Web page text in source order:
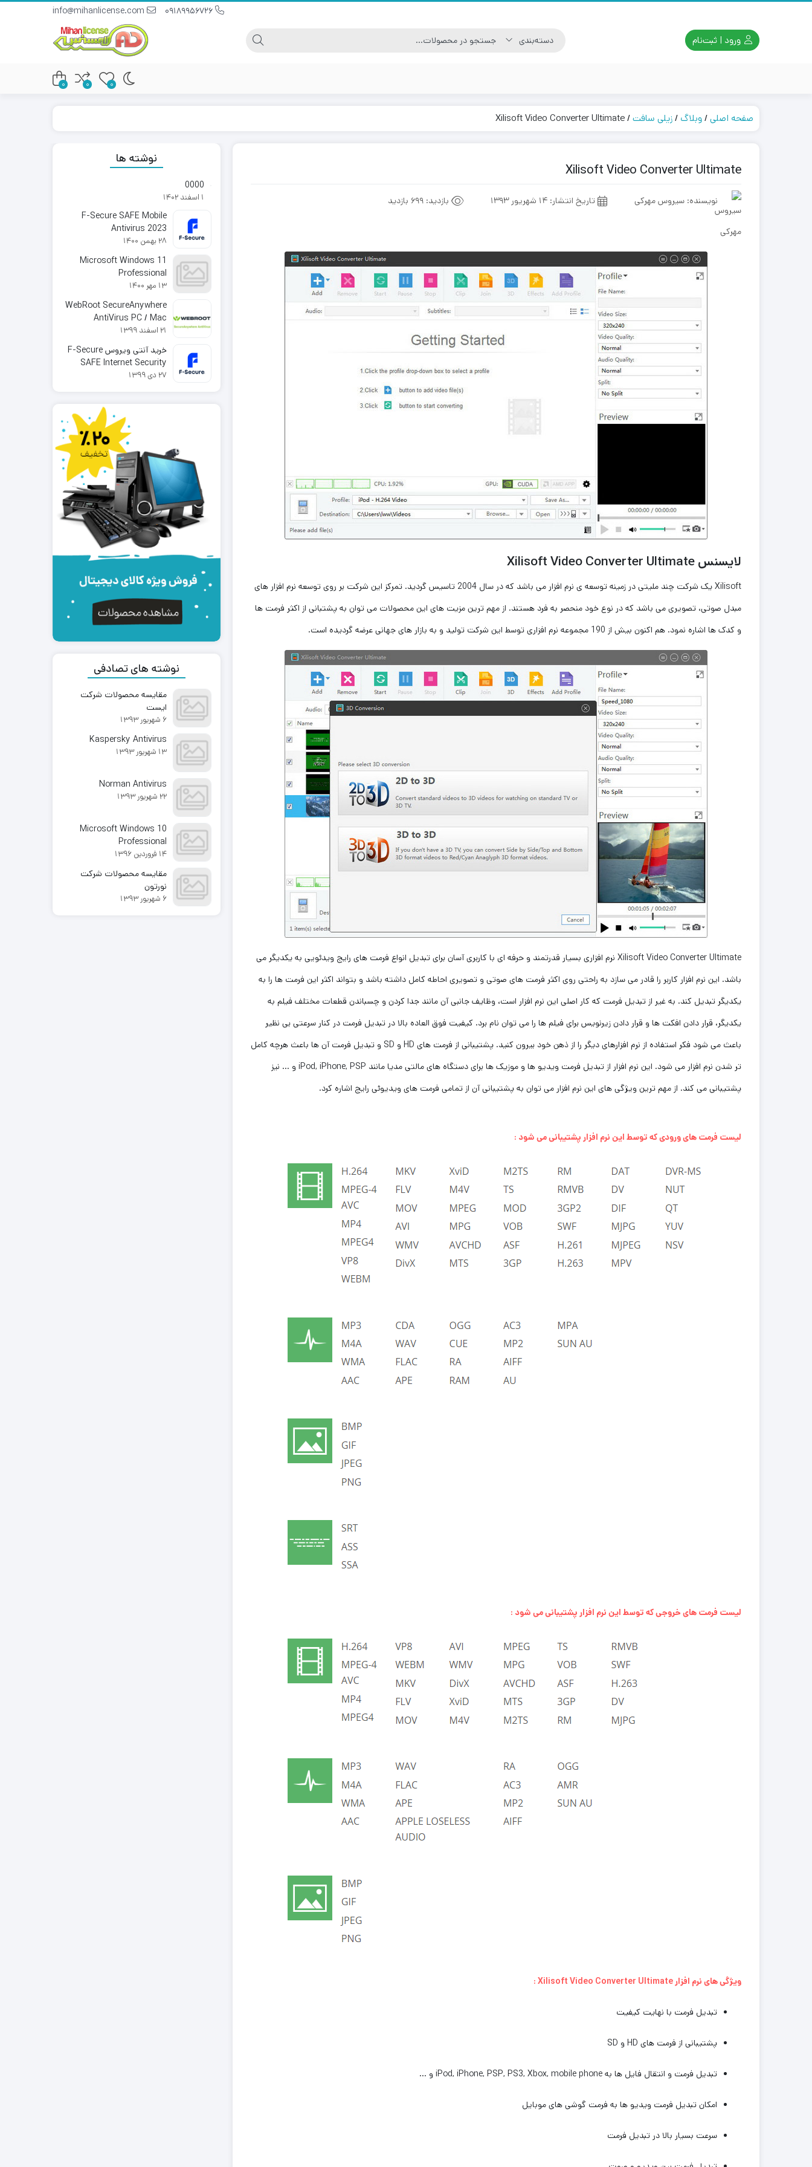
ورود | ثبت‌نام
0
0
0
صفحه اصلی/وبلاگ /زیلی سافت/
Xilisoft Video Converter Ultimate
Xilisoft Video Converter Ultimate
نویسنده: سیروس مهرکی تاریخ انتشار: 14 شهریور 1393 بازدید: 699 بازدید
لایسنس Xilisoft Video Converter Ultimate
Xilisoft یک شرکت چند ملیتی در زمینه توسعه ی نرم افزار می باشد که در سال 2004 تاسیس گردید. تمرکز این شرکت بر روی توسعه نرم افزار های
مبدل صوتی، تصویری می باشد که در نوع خود منحصر به فرد هستند. از مهم ترین مزیت های این محصولات می توان به پشتبانی از اکثر فرمت ها
و کدک ها اشاره نمود. هم اکنون بیش از 190 مجموعه نرم افزاری توسط این شرکت تولید و به بازار های جهانی عرضه گردیده است.
Xilisoft Video Converter Ultimate نرم افزاری بسیار قدرتمند و حرفه ای با کاربری آسان برای تبدیل انواع فرمت های رایج ویدئویی به یکدیگر می
باشد. این نرم افزار كاربر را قادر می سازد به راحتی روی اكثر فرمت های صوتی و تصویری احاطه كامل داشته باشد و بتواند اكثر این فرمت ها را به
یكدیگر تبدیل كند. به غیر از تبدیل فرمت که کار اصلی این نرم افزار است، وظایف جانبی آن مانند جدا کردن و چسباندن قطعات مختلف فیلم به
یکدیگر، قرار دادن افکت ها و قرار دادن زیرنویس برای فیلم ها را می توان نام برد. کیفیت فوق العاده بالا در تبدیل فرمت در کنار سرعتی بی نظیر
باعث می شود فکر استفاده از نرم افزارهای دیگر را از ذهن خود بیرون کنید. پشتیبانی از فرمت های HD و SD و تبدیل فرمت آن ها باعث هرچه کامل
تر شدن نرم افزار می شود. این نرم افزار از تبدیل فرمت ویدیو ها و موزیک ها برای دستگاه های مالتی مدیا مانند
iPod, iPhone, PSP
و … نیز
پشتیبانی می کند. از مهم ترین ویژگی های این نرم افزار می توان به پشتیبانی آن از تمامی فرمت های ویدیوئی رایج اشاره کرد.
لیست فرمت های ورودی که توسط این نرم افزار پشتیبانی می شود :
لیست فرمت های خروجی که توسط این نرم افزار پشتیبانی می شود :
ویژگی های نرم افزارXilisoft Video Converter Ultimate
:
تبدیل فرمت با نهایت کیفیت
پشتیبانی از فرمت های HD و SD
تبدیل فرمت و انتقال فایل ها به iPod, iPhone, PSP, PS3, Xbox, mobile phone و …
امکان تبدیل فرمت ویدیو ها به فرمت گوشی های موبایل
سرعت بسیار بالا در تبدیل فرمت
نوشته ها
0000
1 اسفند 1402
F-Secure SAFE Mobile
Antivirus 2023
28 بهمن 1400
Microsoft Windows 11
Professional
13 مهر 1400
WebRoot SecureAnywhere
AntiVirus PC / Mac
21 اسفند 1399
خرید آنتی ویروس F-Secure
SAFE Internet Security
2025
27 دی 1399
نوشته های تصادفی
مقایسه محصولات شرکت
ایست
6 شهریور 1393
Kaspersky Antivirus
13 شهریور 1393
Norman Antivirus
22 شهریور 1393
Microsoft Windows 10
Professional
14 فروردین 1396
مقایسه محصولات شرکت
نورتون
6 شهریور 1393